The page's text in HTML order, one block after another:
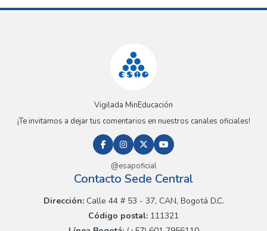
Vigilada MinEducación
¡Te invitamos a dejar tus comentarios en nuestros canales oficiales!
@esapoficial
Contacto Sede Central
Dirección:Calle 44 # 53 - 37, CAN, Bogotá D.C.
Código postal: 111321